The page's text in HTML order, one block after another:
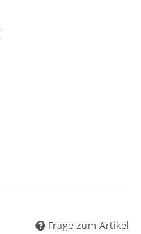
Frage zum Artikel